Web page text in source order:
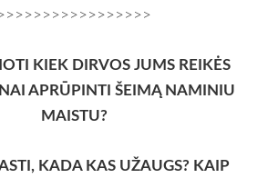
KIEK DIRVOS JUMS REIKĖS
APRŪPINTI ŠEIMĄ NAMINIU
MAISTU?
KADA KAS UŽAUGS? KAIP